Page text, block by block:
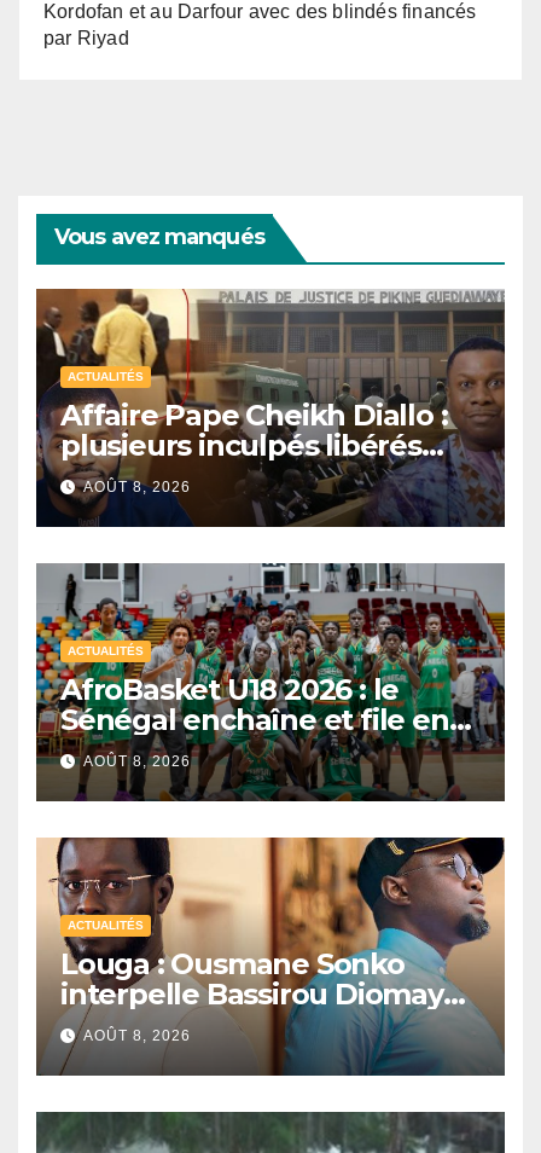
Kordofan et au Darfour avec des blindés financés
par Riyad
Vous avez manqués
ACTUALITÉS
Affaire Pape Cheikh Diallo :
plusieurs inculpés libérés
après un non-lieu partiel
AOÛT 8, 2026
ACTUALITÉS
AfroBasket U18 2026 : le
Sénégal enchaîne et file en
quarts de finale
AOÛT 8, 2026
ACTUALITÉS
Louga : Ousmane Sonko
interpelle Bassirou Diomaye
Faye sur la date des élections
locales
AOÛT 8, 2026